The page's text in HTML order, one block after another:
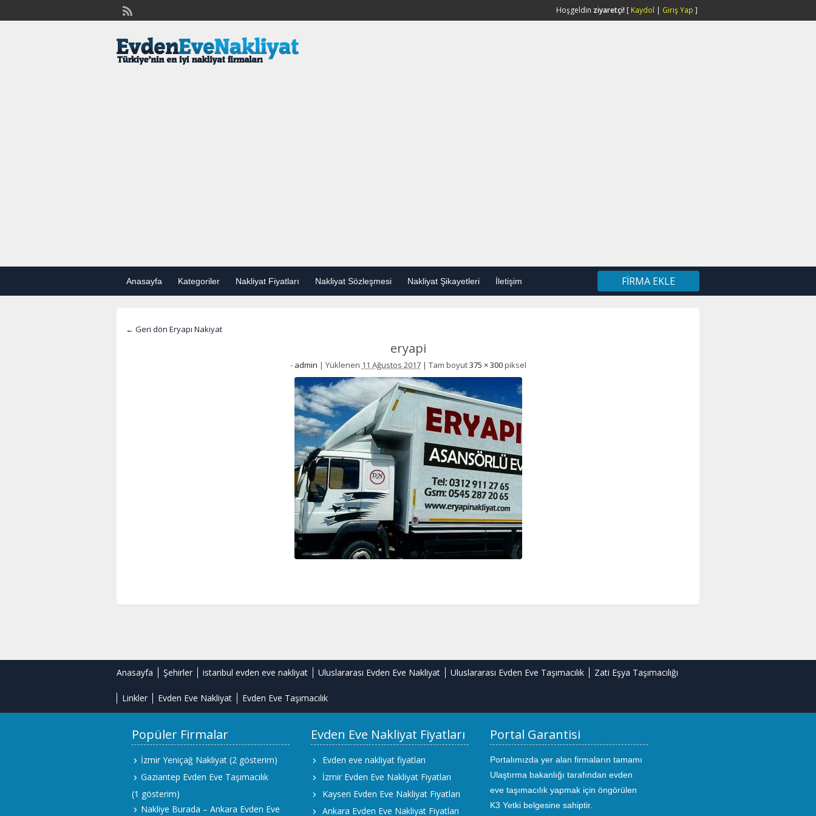
Hoşgeldin ziyaretçi! [ Kaydol | Giriş Yap ]
Anasayfa Kategoriler Nakliyat Fiyatları Nakliyat Sözleşmesi Nakliyat Şikayetleri İletişim FIRMA EKLE
← Geri dön Eryapı Nakiyat
eryapi
- admin | Yüklenen 11 Ağustos 2017 | Tam boyut375 × 300piksel
Anasayfa Şehirler istanbul evden eve nakliyat Uluslararası Evden Eve Nakliyat Uluslararası Evden Eve Taşımacılık Zati Eşya Taşımacılığı
Linkler Evden Eve Nakliyat Evden Eve Taşımacılık
Popüler Firmalar
İzmir Yeniçağ Nakliyat (2 gösterim)
Gaziantep Evden Eve Taşımacılık
(1 gösterim)
Nakliye Burada – Ankara Evden Eve
Evden Eve Nakliyat Fiyatları
Evden eve nakliyat fiyatları
İzmir Evden Eve Nakliyat Fiyatları
Kayseri Evden Eve Nakliyat Fiyatları
Ankara Evden Eve Nakliyat Fiyatları
Portal Garantisi
Portalımızda yer alan firmaların tamamı
Ulaştırma bakanlığı tarafından evden
eve taşımacılık yapmak için öngörülen
K3 Yetki belgesine sahiptir.